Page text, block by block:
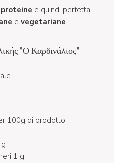
proteine e quindi perfetta
e vegetariane.
"Ο Καρδινάλιος"
100g di prodotto
1 g